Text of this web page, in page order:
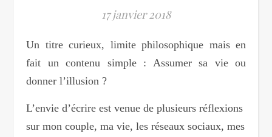
17 janvier 2018
Un titre curieux, limite philosophique mais en
fait un contenu simple : Assumer sa vie ou
donner l’illusion ?
L’envie d’écrire est venue de plusieurs réflexions
sur mon couple, ma vie, les réseaux sociaux, mes